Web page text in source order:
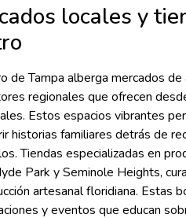
locales y
de Tampa alberga mercados
regionales que ofrecen
Estos espacios vibrantes
historias familiares detrás de
Tiendas especializadas en
Park y Seminole Heights,
artesanal floridiana. Estas
y eventos que educan